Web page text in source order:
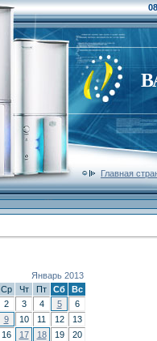
Главная
Январь 2013
Ср Чт Пт Сб
Вс
2 3 4 5
6
9 10 11 12
13
16 17 18 19
20